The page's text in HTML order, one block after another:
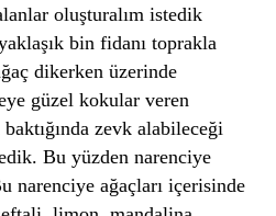
oluşturalım istedik
bin fidanı toprakla
dikerken üzerinde
güzel kokular veren
zevk alabileceği
Bu yüzden narenciye
narenciye ağaçları içerisinde